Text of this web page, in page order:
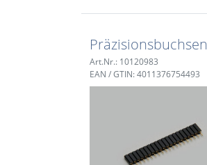
Art.Nr.: 10120983
EAN / GTIN: 4011376754493